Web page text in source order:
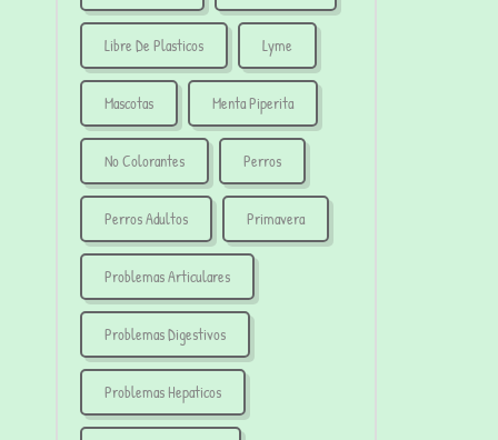
Libre De Plasticos Lyme
Mascotas Menta Piperita
No Colorantes Perros
Perros Adultos Primavera
Problemas Articulares
Problemas Digestivos
Problemas Hepaticos